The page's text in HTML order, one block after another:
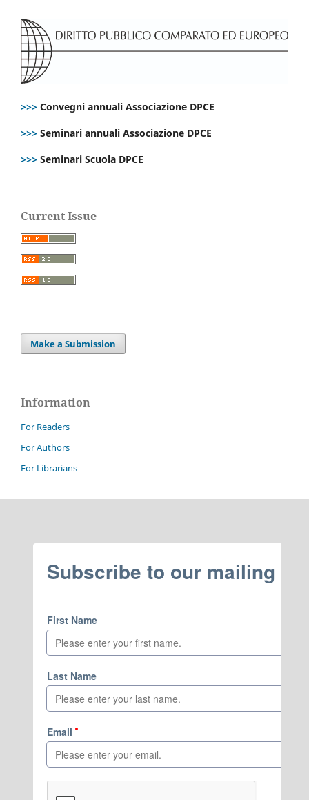
>>> Convegni annuali Associazione DPCE
>>> Seminari annuali Associazione DPCE
>>> Seminari Scuola DPCE
Current Issue
Make a Submission
Information
For Readers
For Authors
For Librarians